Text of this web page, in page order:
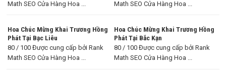
Math SEO Cửa Hàng Hoa ...
Math SEO Cửa Hàng Hoa ...
Hoa Chúc Mừng Khai Trương Hồng
Phát Tại Bạc Liêu
80 / 100 Được cung cấp bởi Rank
Math SEO Cửa Hàng Hoa ...
Hoa Chúc Mừng Khai Trương Hồng
Phát Tại Bắc Kạn
80 / 100 Được cung cấp bởi Rank
Math SEO Cửa Hàng Hoa ...